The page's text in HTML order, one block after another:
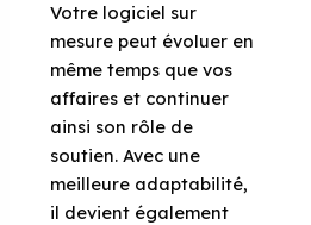
Votre logiciel sur
mesure peut évoluer en
même temps que vos
affaires et continuer
ainsi son rôle de
soutien. Avec une
meilleure adaptabilité,
il devient également